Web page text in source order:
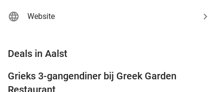
Website
Deals in Aalst
Grieks 3-gangendiner bij Greek Garden
Restaurant